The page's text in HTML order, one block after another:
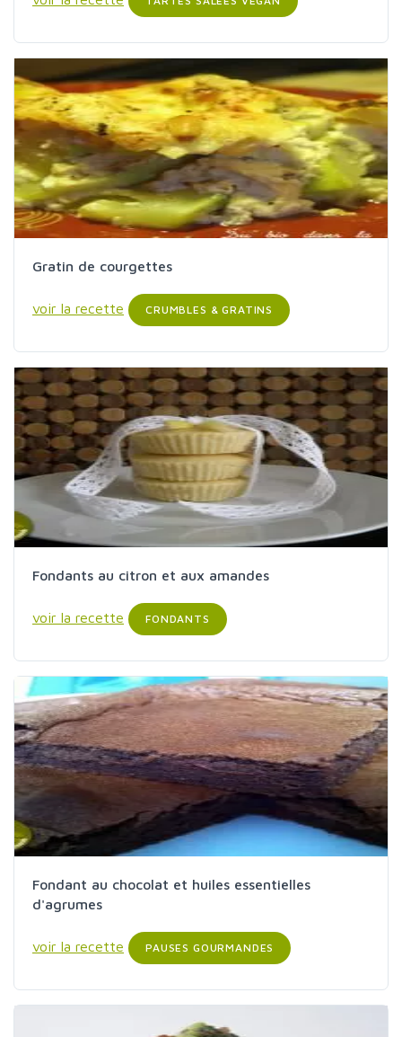
Gratin de courgettes
voir la recette CRUMBLES & GRATINS
Fondants au citron et aux amandes
voir la recette FONDANTS
Fondant au chocolat et huiles essentielles
d'agrumes
voir la recette PAUSES GOURMANDES